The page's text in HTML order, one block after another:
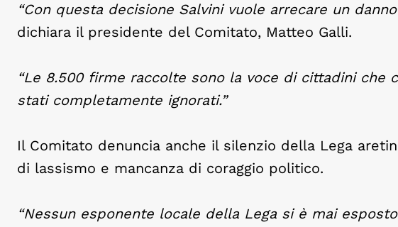
“Con questa decisione Salvini vuole arrecare un
dichiara il presidente del Comitato, Matteo Galli.
“Le 8.500 firme raccolte sono la voce di cittadini che
stati completamente ignorati.”
Il Comitato denuncia anche il silenzio della Lega
di lassismo e mancanza di coraggio politico.
“Nessun esponente locale della Lega si è mai